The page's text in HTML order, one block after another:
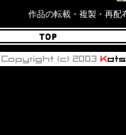
作品の転載・複製・再配